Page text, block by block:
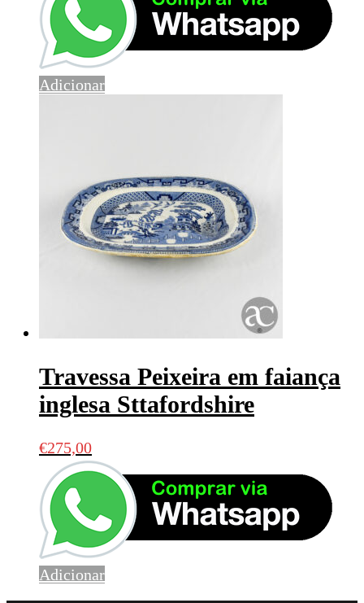
Adicionar
Travessa Peixeira em faiança
inglesa Sttafordshire
€275,00
Adicionar